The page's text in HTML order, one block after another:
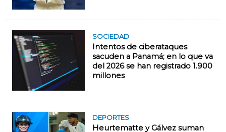
SOCIEDAD
Intentos de ciberataques
sacuden a Panamá; en lo que va
del 2026 se han registrado 1.900
millones
DEPORTES
Heurtematte y Gálvez suman